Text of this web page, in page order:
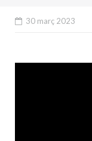
30 març 2023